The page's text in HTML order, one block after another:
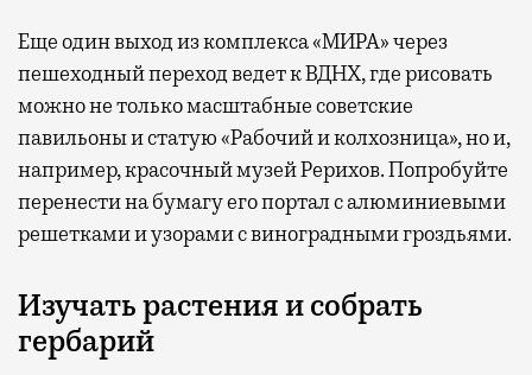
Еще один выход из комплекса «МИРА» через
пешеходный переход ведет к ВДНХ, где рисовать
можно не только масштабные советские
павильоны и статую «Рабочий и колхозница», но и,
например, красочный музей Рерихов. Попробуйте
перенести на бумагу его портал с алюминиевыми
решетками и узорами с виноградными гроздьями.
Изучать растения и собрать
гербарий